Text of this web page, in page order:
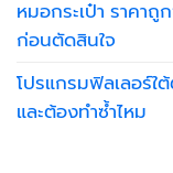
หมอกระเป๋า ราคาถู
ก่อนตัดสินใจ
โปรแกรมฟิลเลอร์ใ
และต้องทำซ้ำไหม